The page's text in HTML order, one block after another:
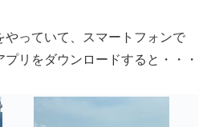
やっていて、スマートフォンで
プリをダウンロードすると・・・